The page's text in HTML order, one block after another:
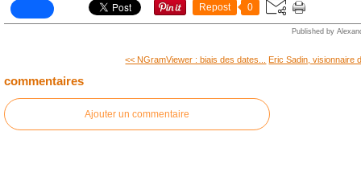
Repost 0
Published by
<< NGramViewer : biais des dates... Eric Sadin, visionnaire
commentaires
Ajouter un commentaire